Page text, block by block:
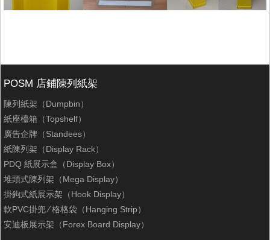
POSM 店鋪陳列紙架
陳列紙架（Dumpbin）
紙座檯箱（Topshelf）
廣告企牌（Standees）
紙陳列架（Display Rack）
PDQ 紙展示盒（Display Box）
堆頭式陳列架（Mega Display）
掛鉤式紙展示架（Hook Display）
軟PVC掛兜 ∕ 格格袋（Hanging Strip）
安迪板展示架（Forex Board Display）